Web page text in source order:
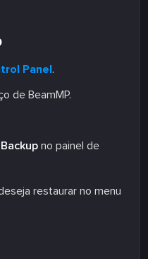
Panel.
de BeamMP.
no painel de
restaurar no menu